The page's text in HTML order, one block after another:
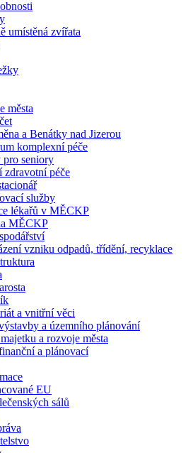
umístěná zvířata
města
a Benátky nad Jizerou
komplexní péče
seniory
zdravotní péče
služby
lékařů v MĚCKP
MĚCKP
vzniku odpadů, třídění, recyklace
a vnitřní věci
a územního plánování
a rozvoje města
a plánovací
EU
sálů